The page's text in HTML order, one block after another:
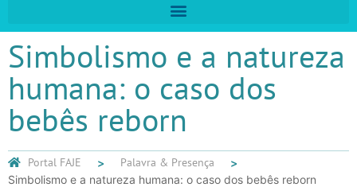
Simbolismo e a natureza
humana: o caso dos
bebês reborn
Portal FAJE Palavra & Presença
Simbolismo e a natureza humana: o caso dos bebês reborn